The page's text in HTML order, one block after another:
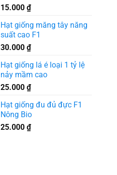
15.000 ₫
Hạt giống măng tây năng
suất cao F1
30.000 ₫
Hạt giống lá é loại 1 tỷ lệ
nảy mầm cao
25.000 ₫
Hạt giống đu đủ đực F1
Nông Bio
25.000 ₫